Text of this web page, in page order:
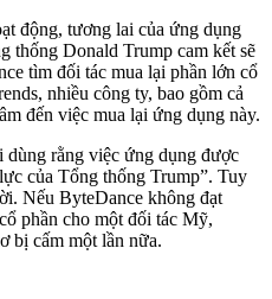
động, tương lai của ứng dụng
thống Donald Trump cam kết sẽ
tìm đối tác mua lại phần lớn cổ
nhiều công ty, bao gồm cả
đến việc mua lại ứng dụng này.
rằng việc ứng dụng được
của Tổng thống Trump”. Tuy
Nếu ByteDance không đạt
phần cho một đối tác Mỹ,
bị cấm một lần nữa.